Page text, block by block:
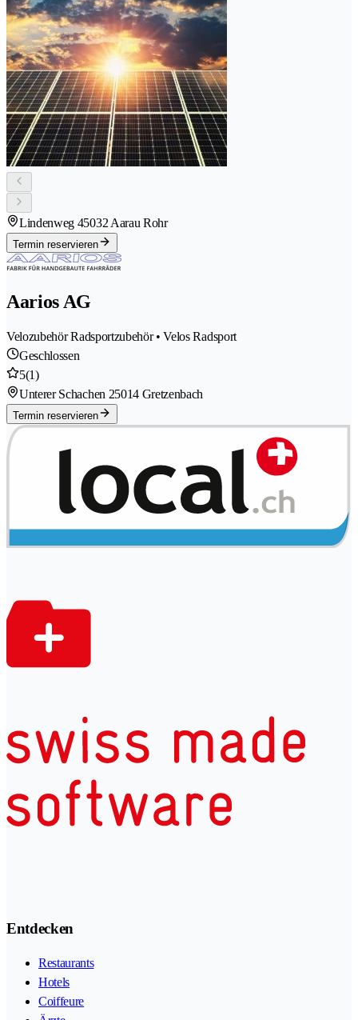
Lindenweg 45032 Aarau Rohr
Termin reservieren
Aarios AG
Velozubehör Radsportzubehör • Velos Radsport
Geschlossen
5(1)
Unterer Schachen 25014 Gretzenbach
Termin reservieren
Entdecken
Restaurants
Hotels
Coiffeure